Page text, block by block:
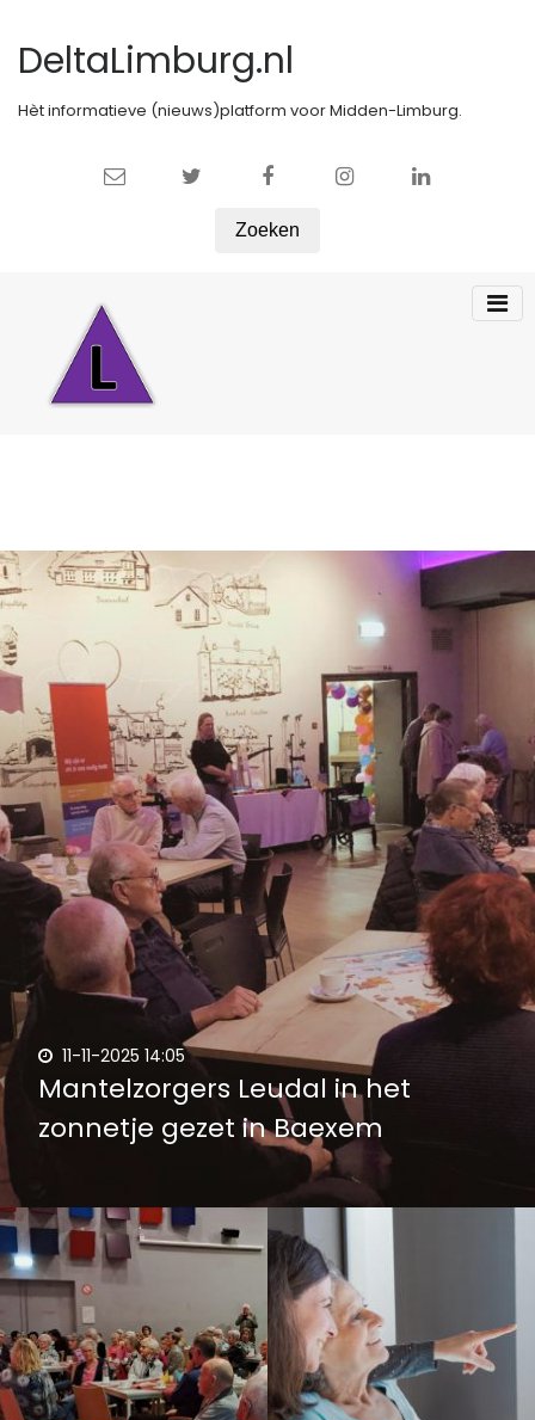
DeltaLimburg.nl
Hèt informatieve (nieuws)platform voor Midden-Limburg.
Zoeken
11-11-2025 14:05
Mantelzorgers Leudal in het
zonnetje gezet in Baexem